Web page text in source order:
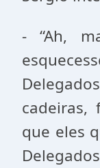
- “Ah,
cadeiras,
que eles